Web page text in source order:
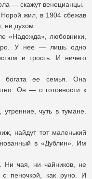
— скажут венецианцы.
жил, в 1904 сбежав
ни духом.
«Надежда», любовники,
У нее — лишь одно
и трость. И ничего
богата ее семья. Она
Он — о готовности к
чуть в тумане.
найдут тот маленький
в «Дублин». Им
Ни чая, ни чайников, не
пеночкой, как руно. И